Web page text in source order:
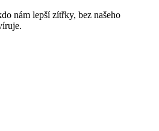
nám lepší zítřky, bez našeho